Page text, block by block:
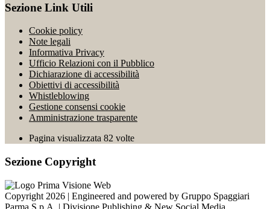
Sezione Link Utili
Cookie policy
Note legali
Informativa Privacy
Ufficio Relazioni con il Pubblico
Dichiarazione di accessibilità
Obiettivi di accessibilità
Whistleblowing
Gestione consensi cookie
Amministrazione trasparente
Pagina visualizzata 82 volte
Sezione Copyright
Copyright 2026 | Engineered and powered by Gruppo Spaggiari
Parma S.p.A. | Divisione Publishing & New Social Media